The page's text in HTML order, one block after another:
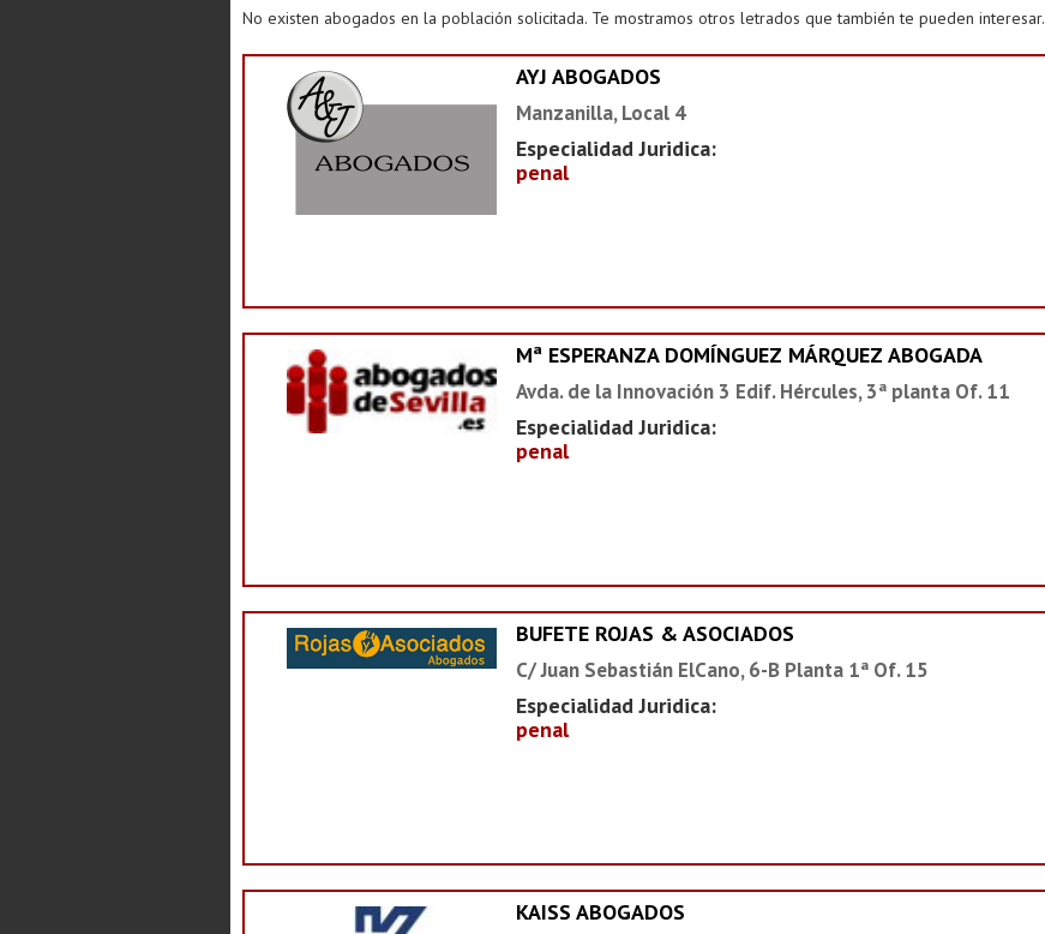
No existen abogados en la población solicitada. Te mostramos otros letrados que también te pueden interesar.
AYJ ABOGADOS
Manzanilla, Local 4
Especialidad Juridica:
penal
Mª ESPERANZA DOMÍNGUEZ MÁRQUEZ ABOGADA
Avda. de la Innovación 3 Edif. Hércules, 3ª planta Of. 11
Especialidad Juridica:
penal
BUFETE ROJAS & ASOCIADOS
C/ Juan Sebastián ElCano, 6-B Planta 1ª Of. 15
Especialidad Juridica:
penal
KAISS ABOGADOS